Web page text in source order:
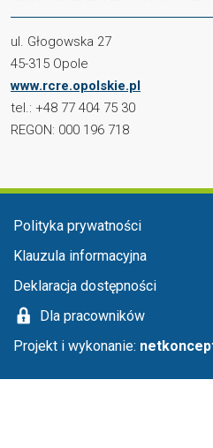
ul. Głogowska 27
45-315 Opole
www.rcre.opolskie.pl
tel.: +48 77 404 75 30
REGON: 000 196 718
Menu stopka
Polityka prywatności
Klauzula informacyjna
Deklaracja dostępności
Dla pracowników
Projekt i wykonanie: